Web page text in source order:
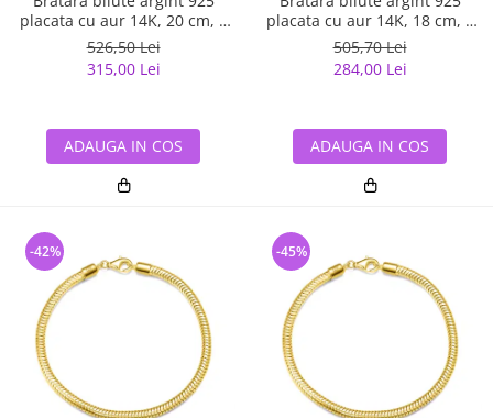
placata cu aur 14K, 20 cm, 4
mm, UNISEX
526,50 Lei
315,00 Lei
ADAUGA IN COS
placata cu aur 14K, 18 cm, 4
mm, UNISEX
505,70 Lei
284,00 Lei
ADAUGA IN COS
-42% -45%